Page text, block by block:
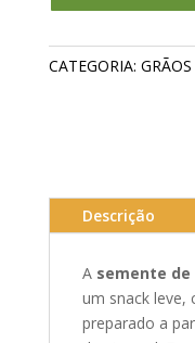
CATEGORIA: GRÃOS
Descrição
A semente de
um snack leve,
preparado a